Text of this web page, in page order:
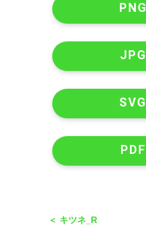
PNG
JPG
SVG
PDF
＜ キツネ_R